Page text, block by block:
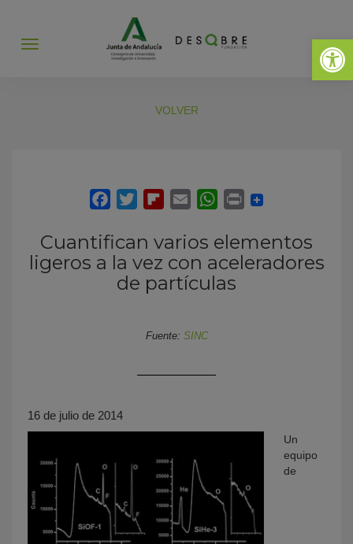
Abrir
Abrir
VOLVER
Cuantifican varios elementos
ligeros a la vez con aceleradores
de partículas
Fuente: SINC
16 de julio de 2014
Un
equipo
de